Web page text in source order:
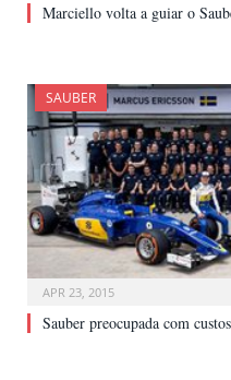
Marciello volta a guiar o
SAUBER
APR 23, 2015
Sauber preocupada com